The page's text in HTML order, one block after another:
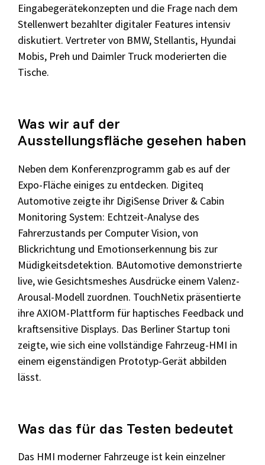
Eingabegerätekonzepten und die Frage nach dem
Stellenwert bezahlter digitaler Features intensiv
diskutiert. Vertreter von BMW, Stellantis, Hyundai
Mobis, Preh und Daimler Truck moderierten die
Tische.
Was wir auf der
Ausstellungsfläche gesehen haben
Neben dem Konferenzprogramm gab es auf der
Expo-Fläche einiges zu entdecken. Digiteq
Automotive zeigte ihr DigiSense Driver & Cabin
Monitoring System: Echtzeit-Analyse des
Fahrerzustands per Computer Vision, von
Blickrichtung und Emotionserkennung bis zur
Müdigkeitsdetektion. BAutomotive demonstrierte
live, wie Gesichtsmeshes Ausdrücke einem Valenz-
Arousal-Modell zuordnen. TouchNetix präsentierte
ihre AXIOM-Plattform für haptisches Feedback und
kraftsensitive Displays. Das Berliner Startup toni
zeigte, wie sich eine vollständige Fahrzeug-HMI in
einem eigenständigen Prototyp-Gerät abbilden
lässt.
Was das für das Testen bedeutet
Das HMI moderner Fahrzeuge ist kein einzelner